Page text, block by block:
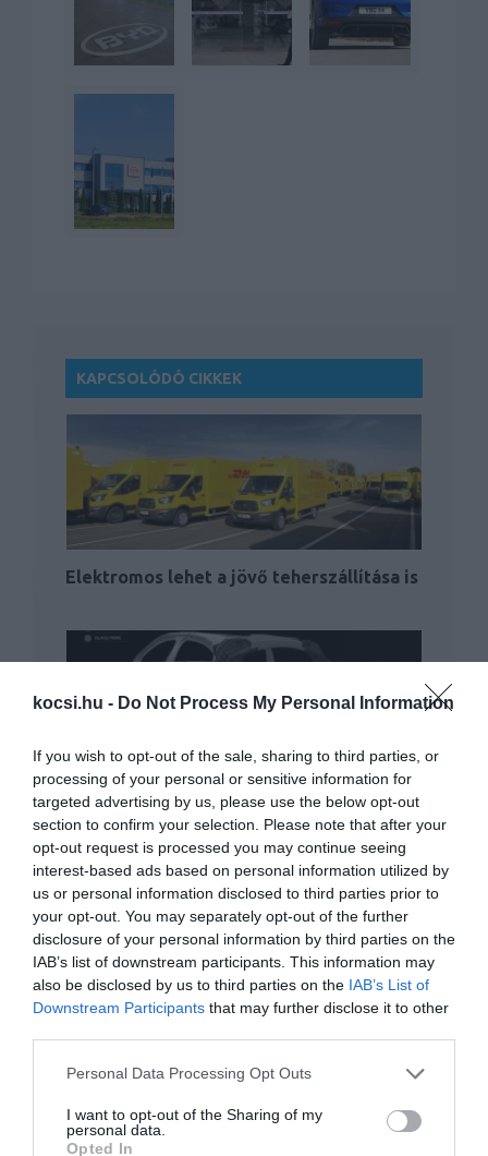
kocsi.hu - Do Not Process My Personal Information
If you wish to opt-out of the sale, sharing to third parties, or
processing of your personal or sensitive information for
targeted advertising by us, please use the below opt-out
section to confirm your selection. Please note that after your
opt-out request is processed you may continue seeing
interest-based ads based on personal information utilized by
us or personal information disclosed to third parties prior to
your opt-out. You may separately opt-out of the further
disclosure of your personal information by third parties on the
IAB’s list of downstream participants. This information may
also be disclosed by us to third parties on the IAB’s List of
Downstream Participants that may further disclose it to other
Please note that this website/app uses one or more Google
not limited to your visit or usage behaviour. You may click to
grant or deny consent to Google and its third-party tags to
Personal Data Processing Opt Outs
I want to opt-out of the Sharing of my
personal data.
Opted In
KAPCSOLÓDÓ CIKKEK
Elektromos lehet a jövő teherszállítása is
Könnyű kompozit vázat fejleszt az
elektromos…